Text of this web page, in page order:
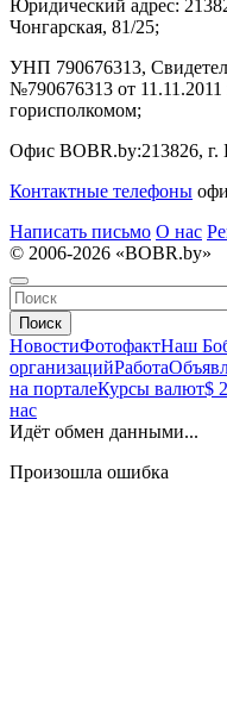
Юридический адрес:
Чонгарская, 81/25;
УНП 790676313,
№790676313 от
горисполкомом;
Офис BOBR.by:213826,
Контактные телефоны
Написать письмо О нас
© 2006-2026 «BOBR.by»
Поиск
НовостиФотофактНаш
организацийРабота
на порталеКурсы валют$
нас
Идёт обмен данными...
Произошла ошибка